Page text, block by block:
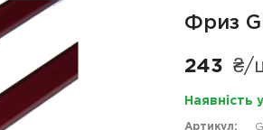
Фриз
243 ₴/
Наявність
Артикул: